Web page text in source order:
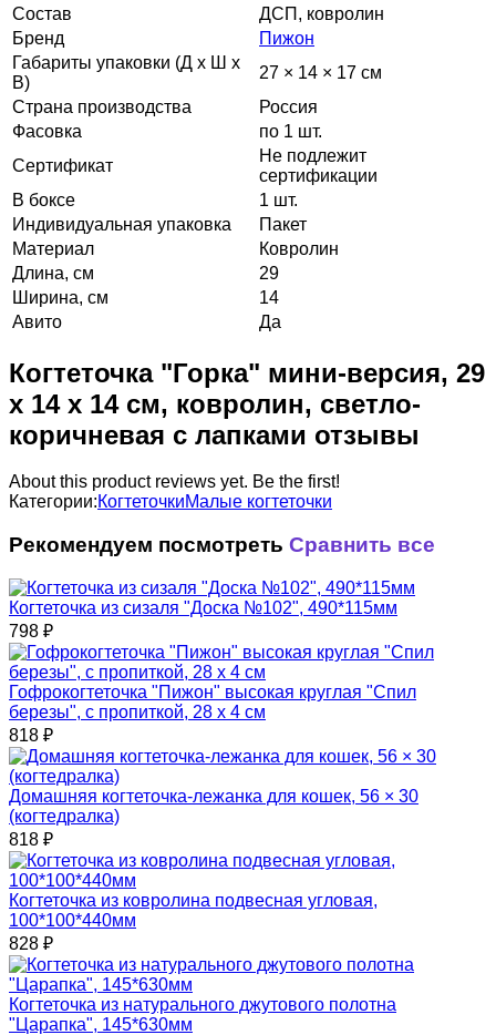
Состав
ДСП, ковролин
Бренд
Пижон
Габариты упаковки (Д х Ш х
В)
27 × 14 × 17 см
Страна производства
Россия
Фасовка
по 1 шт.
Сертификат
Не подлежит
сертификации
В боксе
1 шт.
Индивидуальная упаковка
Пакет
Материал
Ковролин
Длина, см
29
Ширина, см
14
Авито
Да
Когтеточка "Горка" мини-версия, 29
х 14 х 14 см, ковролин, светло-
коричневая с лапками отзывы
About this product reviews yet. Be the first!
Категории:КогтеточкиМалые когтеточки
Рекомендуем посмотреть Сравнить все
Когтеточка из сизаля "Доска №102", 490*115мм
798 ₽
Гофрокогтеточка "Пижон" высокая круглая "Спил
березы", с пропиткой, 28 х 4 см
818 ₽
Домашняя когтеточка-лежанка для кошек, 56 × 30
(когтедралка)
818 ₽
Когтеточка из ковролина подвесная угловая,
100*100*440мм
828 ₽
Когтеточка из натурального джутового полотна
"Царапка", 145*630мм